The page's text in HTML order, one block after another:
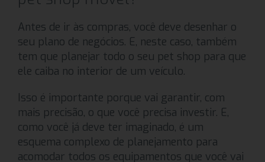
Antes de ir às compras, você deve desenhar o
seu plano de negócios. E, neste caso, também
tem que planejar todo o seu pet shop para que
ele caiba no interior de um veículo.
Isso é importante porque vai garantir, com
mais precisão, o que você precisa investir. E,
como você já deve ter imaginado, é um
esquema complexo de planejamento para
acomodar todos os equipamentos que você vai